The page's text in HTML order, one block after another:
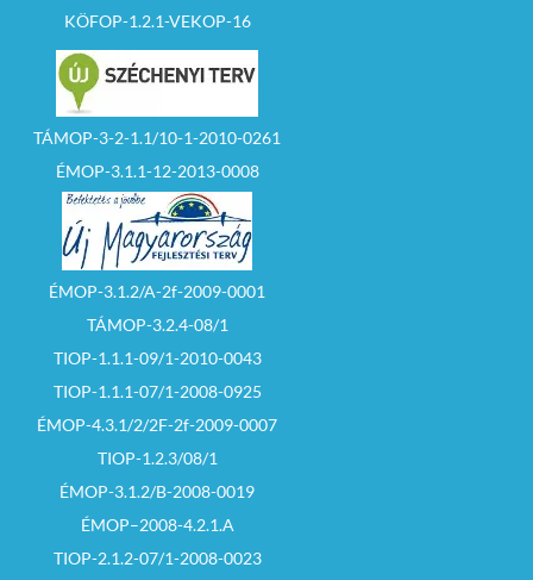
KÖFOP-1.2.1-VEKOP-16
TÁMOP-3-2-1.1/10-1-2010-0261
ÉMOP-3.1.1-12-2013-0008
ÉMOP-3.1.2/A-2f-2009-0001
TÁMOP-3.2.4-08/1
TIOP-1.1.1-09/1-2010-0043
TIOP-1.1.1-07/1-2008-0925
ÉMOP-4.3.1/2/2F-2f-2009-0007
TIOP-1.2.3/08/1
ÉMOP-3.1.2/B-2008-0019
ÉMOP–2008-4.2.1.A
TIOP-2.1.2-07/1-2008-0023